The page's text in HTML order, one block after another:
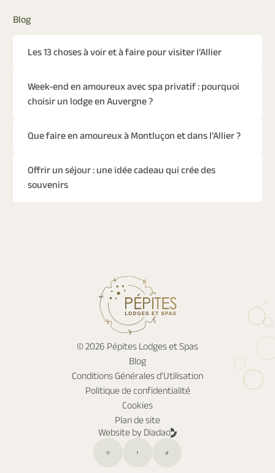
Blog
Les 13 choses à voir et à faire pour visiter l’Allier
Week-end en amoureux avec spa privatif : pourquoi
choisir un lodge en Auvergne ?
Que faire en amoureux à Montluçon et dans l’Allier ?
Offrir un séjour : une idée cadeau qui crée des
souvenirs
© 2026 Pépites Lodges et Spas
Blog
Conditions Générales d’Utilisation
Politique de confidentialité
Cookies
Plan de site
Website by Diadao